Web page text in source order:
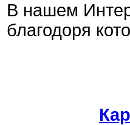
В нашем
благодоря